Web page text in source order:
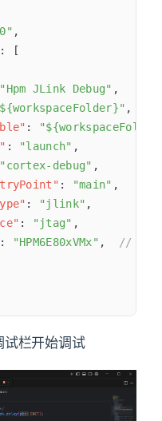
,
: [
"Hpm JLink Debug" ,
,
:
: "launch" ,
"cortex-debug" ,
: "main" ,
: "jlink" ,
: "jtag" ,
: "HPM6E80xVMx" ,
// 对应
试栏开始调试